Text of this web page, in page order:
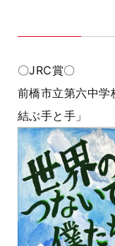
〇JRC賞〇
前橋市立第六中
結ぶ手と手」